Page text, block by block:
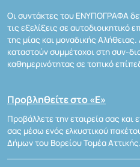
Οι συντάκτες του ΕΝΥΠΟΓΡΑΦΑ
τις εξελίξεις σε αυτοδιοικητικό
της μίας και μοναδικής
καταστούν συμμέτοχοι στη συν-
καθημερινότητας σε τοπικό
Προβληθείτε στο «Ε»
Προβάλλετε την εταιρεία σας και
σας μέσω ενός ελκυστικού
Δήμων του Βορείου Τομέα Αττικής.